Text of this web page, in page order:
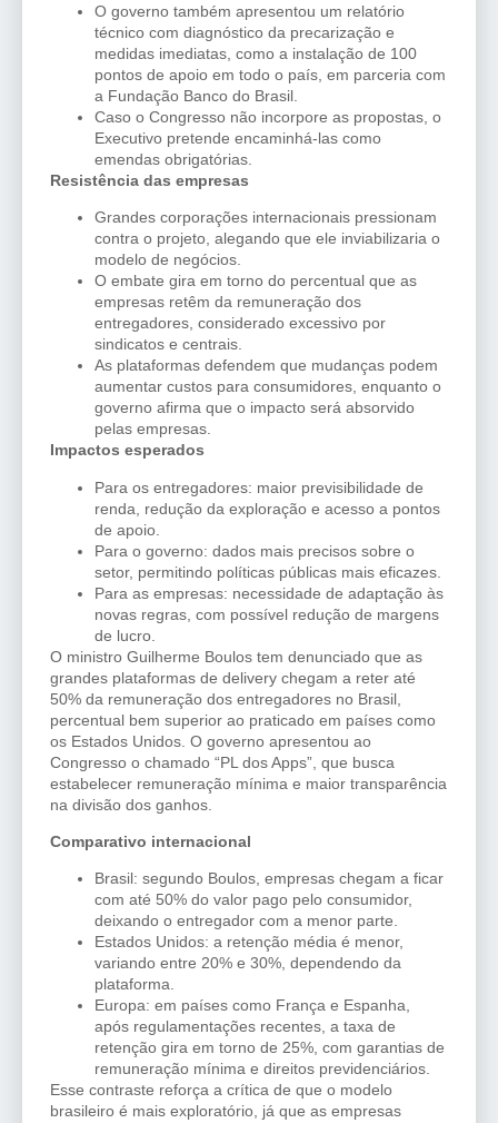
O governo também apresentou um relatório
técnico com diagnóstico da precarização e
medidas imediatas, como a instalação de 100
pontos de apoio em todo o país, em parceria com
a Fundação Banco do Brasil.
Caso o Congresso não incorpore as propostas, o
Executivo pretende encaminhá-las como
emendas obrigatórias.
Resistência das empresas
Grandes corporações internacionais pressionam
contra o projeto, alegando que ele inviabilizaria o
modelo de negócios.
O embate gira em torno do percentual que as
empresas retêm da remuneração dos
entregadores, considerado excessivo por
sindicatos e centrais.
As plataformas defendem que mudanças podem
aumentar custos para consumidores, enquanto o
governo afirma que o impacto será absorvido
pelas empresas.
Impactos esperados
Para os entregadores: maior previsibilidade de
renda, redução da exploração e acesso a pontos
de apoio.
Para o governo: dados mais precisos sobre o
setor, permitindo políticas públicas mais eficazes.
Para as empresas: necessidade de adaptação às
novas regras, com possível redução de margens
de lucro.
O ministro Guilherme Boulos tem denunciado que as
grandes plataformas de delivery chegam a reter até
50% da remuneração dos entregadores no Brasil,
percentual bem superior ao praticado em países como
os Estados Unidos. O governo apresentou ao
Congresso o chamado “PL dos Apps”, que busca
estabelecer remuneração mínima e maior transparência
na divisão dos ganhos.
Comparativo internacional
Brasil: segundo Boulos, empresas chegam a ficar
com até 50% do valor pago pelo consumidor,
deixando o entregador com a menor parte.
Estados Unidos: a retenção média é menor,
variando entre 20% e 30%, dependendo da
plataforma.
Europa: em países como França e Espanha,
após regulamentações recentes, a taxa de
retenção gira em torno de 25%, com garantias de
remuneração mínima e direitos previdenciários.
Esse contraste reforça a crítica de que o modelo
brasileiro é mais exploratório, já que as empresas